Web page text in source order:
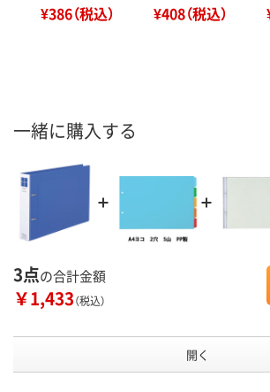
¥386（税込） ¥408（税込）
一緒に購入する
3点の合計金額
￥1,433（税込）
開く